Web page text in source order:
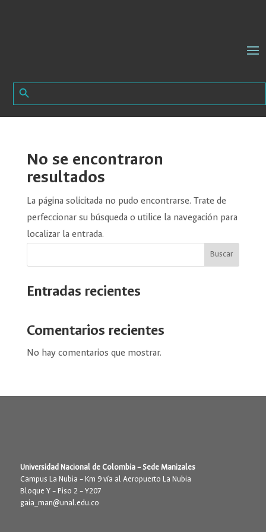
Search Button
No se encontraron
resultados
La página solicitada no pudo encontrarse. Trate de
perfeccionar su búsqueda o utilice la navegación para
localizar la entrada.
Buscar
Entradas recientes
Comentarios recientes
No hay comentarios que mostrar.
Universidad Nacional de Colombia – Sede Manizales
Campus La Nubia – Km 9 vía al Aeropuerto La Nubia
Bloque Y – Piso 2 – Y207
gaia_man@unal.edu.co